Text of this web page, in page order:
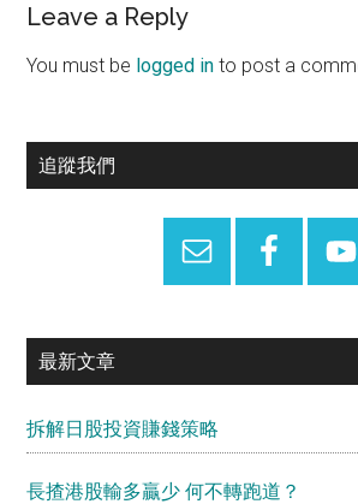
Reader
Interactions
Leave a Reply
You must be logged in to post a
Primary
追蹤我們
最新文章
拆解日股投資賺錢策略
長揸港股輸多贏少 何不轉跑道？